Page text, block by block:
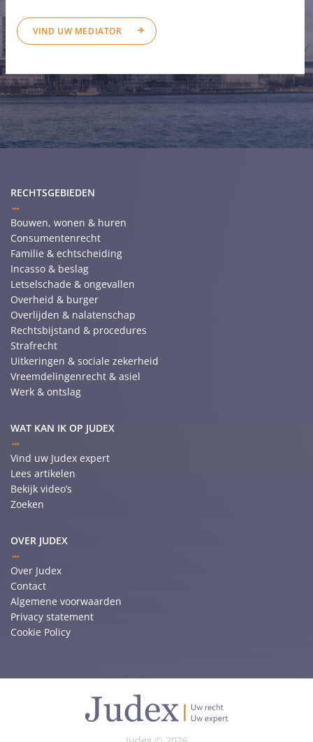
VIND UW MEDIATOR
RECHTSGEBIEDEN
Bouwen, wonen & huren
Consumentenrecht
Familie & echtscheiding
Incasso & beslag
Letselschade & ongevallen
Overheid & burger
Overlijden & nalatenschap
Rechtsbijstand & procedures
Strafrecht
Uitkeringen & sociale zekerheid
Vreemdelingenrecht & asiel
Werk & ontslag
WAT KAN IK OP JUDEX
Vind uw Judex expert
Lees artikelen
Bekijk video’s
Zoeken
OVER JUDEX
Over Judex
Contact
Algemene voorwaarden
Privacy statement
Cookie Policy